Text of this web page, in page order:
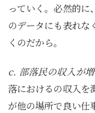
っていく。必然的に
のデータにも表れな
くのだから。
c. 部落民の収入が増
落におけるの収入を
が他の場所で良い仕